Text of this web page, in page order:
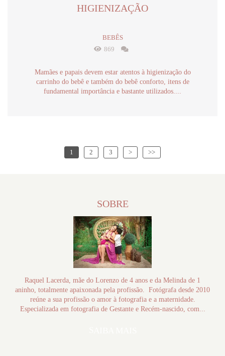
HIGIENIZAÇÃO
BEBÊS
869
Mamães e papais devem estar atentos à higienização do
carrinho do bebê e também do bebê conforto, itens de
fundamental importância e bastante utilizados....
1 2 3 > >>
SOBRE
Raquel Lacerda, mãe do Lorenzo de 4 anos e da Melinda de 1
aninho, totalmente apaixonada pela profissão. Fotógrafa desde 2010
reúne a sua profissão o amor à fotografia e a maternidade.
Especializada em fotografia de Gestante e Recém-nascido, com...